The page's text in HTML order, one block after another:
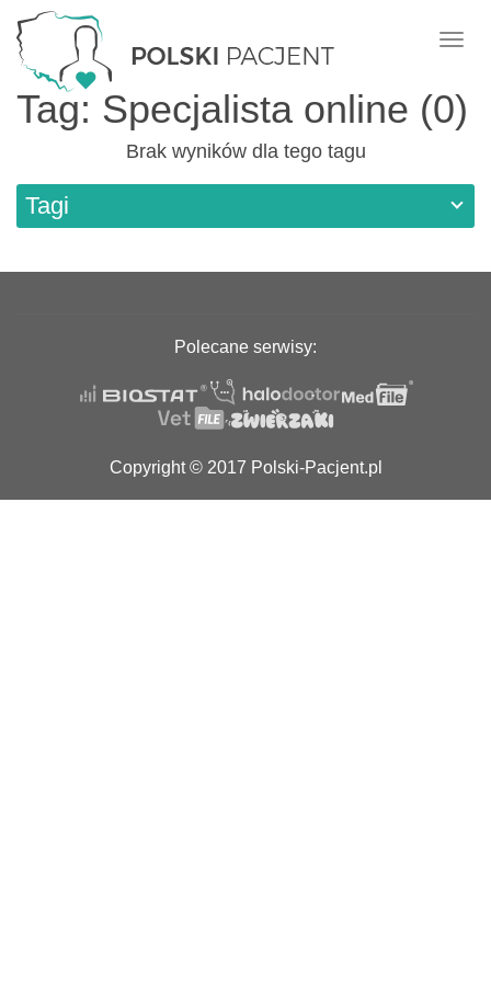
Tag: Specjalista online (0)
Brak wyników dla tego tagu
Tagi
Polecane serwisy:
Copyright © 2017 Polski-Pacjent.pl